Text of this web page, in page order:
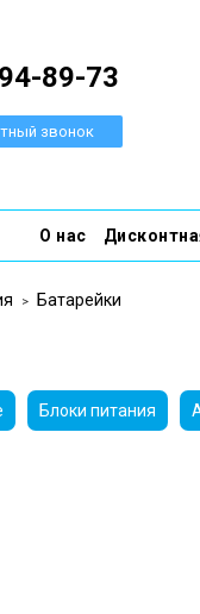
89-73
звонок
О нас
Батарейки
Блоки питания